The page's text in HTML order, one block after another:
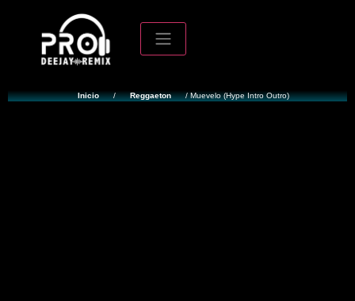
Inicio / Reggaeton / Muevelo (Hype Intro Outro)